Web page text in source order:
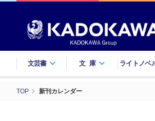
文芸書 文庫 ライトノベ
TOP 新刊カレンダー